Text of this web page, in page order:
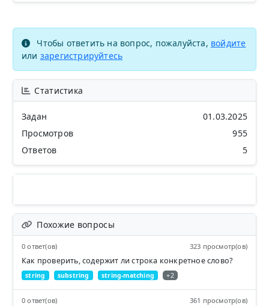
Чтобы ответить на вопрос, пожалуйста, войдите
или зарегистрируйтесь
Статистика
Задан
01.03.2025
Просмотров
955
Ответов
5
Похожие вопросы
0 ответ(ов) 323 просмотр(ов)
Как проверить, содержит ли строка конкретное слово?
string substring string-matching +2
0 ответ(ов) 361 просмотр(ов)